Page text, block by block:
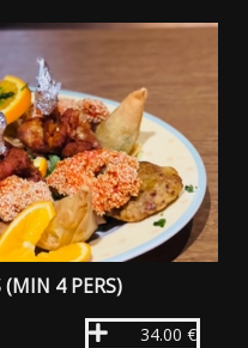
(MIN 4 PERS)
34.00 €